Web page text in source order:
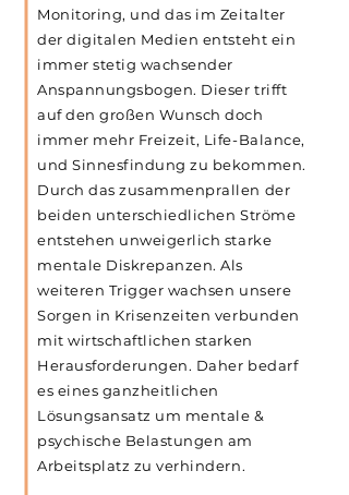
Monitoring, und das im Zeitalter
der digitalen Medien entsteht ein
immer stetig wachsender
Anspannungsbogen. Dieser trifft
auf den großen Wunsch doch
immer mehr Freizeit, Life-Balance,
und Sinnesfindung zu bekommen.
Durch das zusammenprallen der
beiden unterschiedlichen Ströme
entstehen unweigerlich starke
mentale Diskrepanzen. Als
weiteren Trigger wachsen unsere
Sorgen in Krisenzeiten verbunden
mit wirtschaftlichen starken
Herausforderungen. Daher bedarf
es eines ganzheitlichen
Lösungsansatz um mentale &
psychische Belastungen am
Arbeitsplatz zu verhindern.